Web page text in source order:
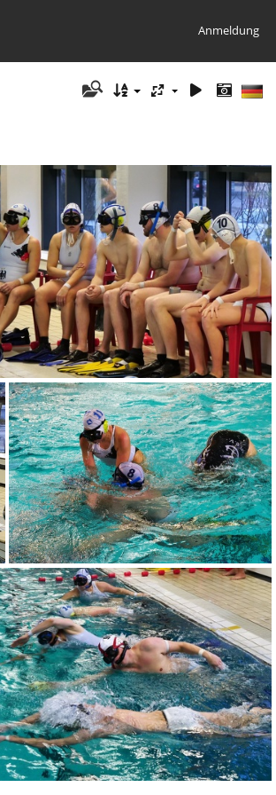
Anmeldung
UWR 01 Feb.2020 (4)
UWR 01 Feb.2020 (9)